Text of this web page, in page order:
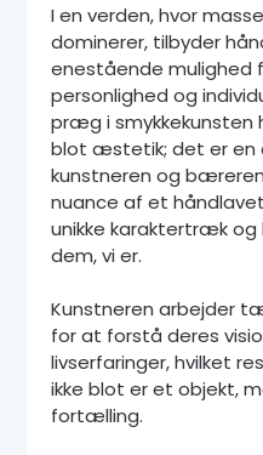
I en verden, hvor
dominerer, tilbyder
enestående mulighed
personlighed og
præg i smykkekunsten
blot æstetik; det er en
kunstneren og
nuance af et
unikke karaktertræk og
dem, vi er.
Kunstneren arbejder
for at forstå deres
livserfaringer, hvilket
ikke blot er et objekt,
fortælling.